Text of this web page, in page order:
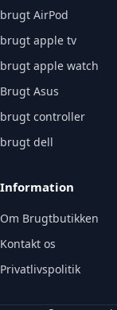
brugt AirPod
brugt apple tv
brugt apple watch
Brugt Asus
brugt controller
brugt dell
Information
Om Brugtbutikken
Kontakt os
Privatlivspolitik